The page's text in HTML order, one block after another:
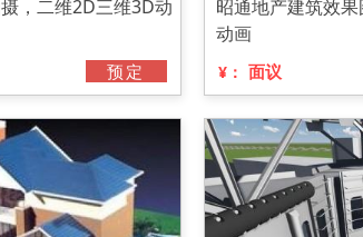
，二维2D三维3D动
预定
昭通地产建筑效
动画
¥： 面议